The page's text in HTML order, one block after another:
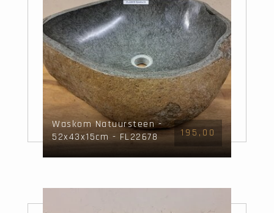
Waskom Natuursteen -
52x43x15cm - FL22678
195,00